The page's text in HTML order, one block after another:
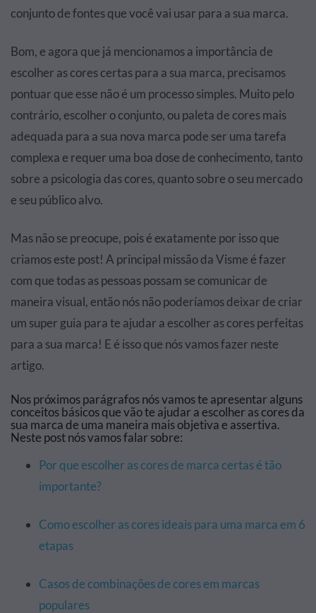
conjunto de fontes que você vai usar para a sua marca.
Bom, e agora que já mencionamos a importância de
escolher as cores certas para a sua marca, precisamos
pontuar que esse não é um processo simples. Muito pelo
contrário, escolher o conjunto, ou paleta de cores mais
adequada para a sua nova marca pode ser uma tarefa
complexa e requer uma boa dose de conhecimento, tanto
sobre a psicologia das cores, quanto sobre o seu mercado
e seu público alvo.
Mas não se preocupe, pois é exatamente por isso que
criamos este post! A principal missão da Visme é fazer
com que todas as pessoas possam se comunicar de
maneira visual, então nós não poderíamos deixar de criar
um super guia para te ajudar a escolher as cores perfeitas
para a sua marca! E é isso que nós vamos fazer neste
artigo.
Nos próximos parágrafos nós vamos te apresentar alguns
conceitos básicos que vão te ajudar a escolher as cores da
sua marca de uma maneira mais objetiva e assertiva.
Neste post nós vamos falar sobre:
Por que escolher as cores de marca certas é tão
importante?
Como escolher as cores ideais para uma marca em 6
etapas
Casos de combinações de cores em marcas
populares